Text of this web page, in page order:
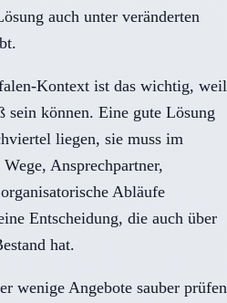
auch unter veränderten
Kontext ist das wichtig, weil
sein können. Eine gute Lösung
liegen, sie muss im
Ansprechpartner,
Abläufe
Entscheidung, die auch über
hat.
wenige Angebote sauber prüfen